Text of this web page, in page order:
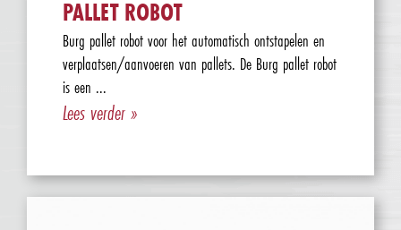
PALLET ROBOT
Burg pallet robot voor het automatisch ontstapelen en
verplaatsen/aanvoeren van pallets. De Burg pallet robot
is een ...
Lees verder »